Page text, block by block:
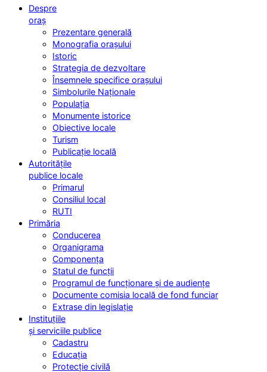
Despre
oraș
Prezentare generală
Monografia orașului
Istoric
Strategia de dezvoltare
Însemnele specifice orașului
Simbolurile Naționale
Populația
Monumente istorice
Obiective locale
Turism
Publicație locală
Autoritățile
publice locale
Primarul
Consiliul local
RUTI
Primăria
Conducerea
Organigrama
Componența
Statul de funcții
Programul de funcționare și de audiențe
Documente comisia locală de fond funciar
Extrase din legislație
Instituțiile
și serviciile publice
Cadastru
Educația
Protecție civilă